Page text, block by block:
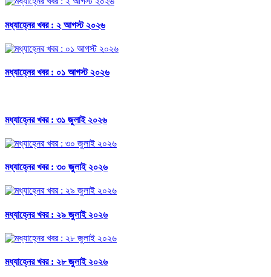
মধ্যাহ্নের খবর : ২ আগস্ট ২০২৬
মধ্যাহ্নের খবর : ০১ আগস্ট ২০২৬
মধ্যাহ্নের খবর : ৩১ জুলাই ২০২৬
মধ্যাহ্নের খবর : ৩০ জুলাই ২০২৬
মধ্যাহ্নের খবর : ২৯ জুলাই ২০২৬
মধ্যাহ্নের খবর : ২৮ জুলাই ২০২৬